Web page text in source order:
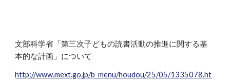
文部科学省「第三次子どもの読書活動の推進に関する基
本的な計画」について
http://www.mext.go.jp/b_menu/houdou/25/05/1335078.ht